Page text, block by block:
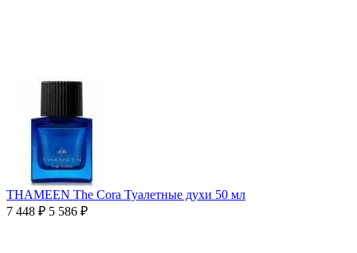
THAMEEN The Cora Туалетные духи 50 мл
7 448 ₽ 5 586 ₽